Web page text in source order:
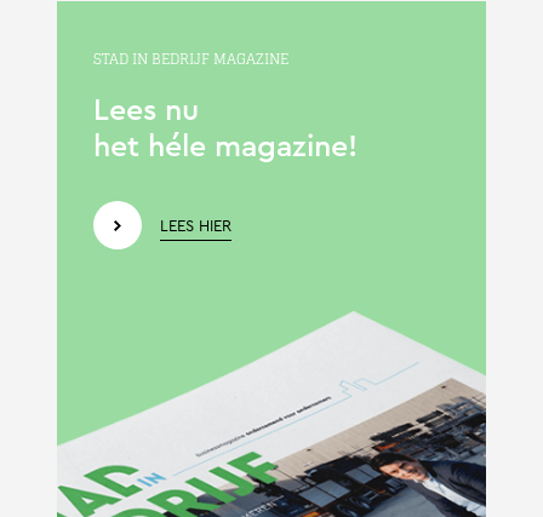
STAD IN BEDRIJF MAGAZINE
Lees nu
het héle magazine!
LEES HIER